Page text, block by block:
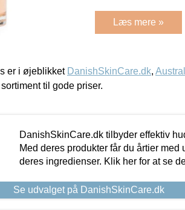
Læs mere »
er i øjeblikket DanishSkinCare.dk,
til gode priser.
DanishSkinCare.dk tilbyder effektiv
Med deres produkter får du årtier
deres ingredienser. Klik her for at se
Se udvalget på DanishSkinCare.dk